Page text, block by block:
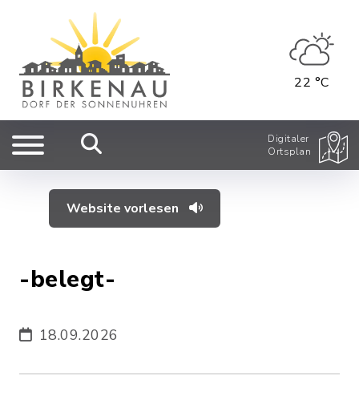
22 °C
Digitaler
Ortsplan
Website vorlesen
-belegt-
18.09.2026